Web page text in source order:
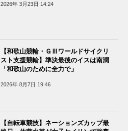
2026年 3月23日 14:24
【和歌山競輪・ＧⅢワールドサイクリ
スト支援競輪】準決最後のイスは南潤
「和歌山のために全力で」
2026年 8月7日 19:46
【自転車競技】ネーションズカップ最